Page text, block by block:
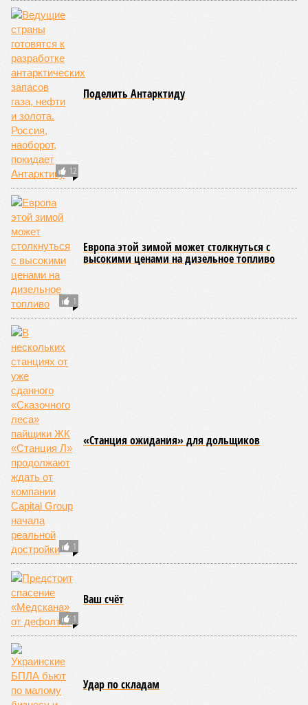
ЖК «Светлый мир «Станция Л»: та же группа компаний-
банкрот Seven Suns Development, та же
схема достройки через Capital Group осенью 2024 года, но
за прошедшие два года результатов, по словам дольщиков,
практически не видно. Поинформации
порталов, первую очередь ЖК строители обещают сдать к
декабрю 2026 г., вторую – к марту 2028-го. Но никто при
этом из кураторов стройки не задается вопросом: как эти
сроки должны материализоваться? На строительной
площадке, по свидетельствам дольщиков, регулярно
бывающих у забора, какая-либо техника отсутствует. Ни
бетононасосов, ни работающих кранов, ни признаков
мобилизации подрядчиков. При том, что до «декабря 2026»
осталось менее полугода.
Если в «Сказочном лесу» техзаказчик публично
конкретными инженерными работами (усиление
монолитных конструкций, устранение проектных ошибок) –
то по «Станции Л» подобной публичной отчётности
дольщики не видят. Ни Capital Group, ни кураторы
Напрашивается закономерный вопрос: если
декларируемая «Capital Group модель (достраивать
проблемные объекты SSD») сработала на
Лосиноостровской, почему она не масштабируется на
Люблино? И означает ли отсутствие техники на площадке,
что в реальности подрядчик по «Станции Л» ещё даже не
определён?
2025–2026 годах, похоже, не изменили ситуацию.
последние месяцы в личном общении нам перестали
называть даже ориентировочные сроки»
расстроенные дольщики.
Казалось бы, формально ответственность по
достраиванию объекта распределена. Seven Suns
Development – банкрот, часть его структур признана
несостоятельной ещё в 2024 году, бенефициар компании
находится под следствием по ст. 200.3 УК РФ. Достройку
проблемных объектов группы – «Станции Л», «Сказочного
леса» и «В стремлении к свету», согласно информации на
сайтах Capital Group, осенью 2024 г. взяла на себя. Два из
трёх объектов уже сданы или близки к сдаче. Третий –
«Станция Л», крупнейший по числу пострадавших